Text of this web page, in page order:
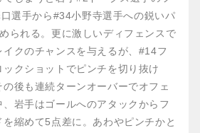
選手から#34小野寺選手への鋭いパ
られる。更に激しいディフェンスで
クのチャンスを与えるが、#14フ
ックショットでピンチを切り抜け
後も連続ターンオーバーでオフェ
、岩手はゴールへのアタックからフ
を縮めて5点差に。あわやピンチかと